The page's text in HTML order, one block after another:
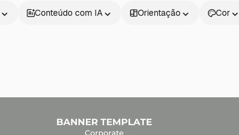
Conteúdo com IA Orientação Cor